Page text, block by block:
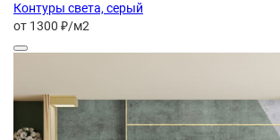
Контуры света, серый
от 1300 ₽/м2